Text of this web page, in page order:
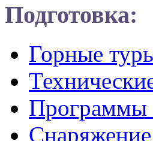
Подготовка:
Горные
Программы